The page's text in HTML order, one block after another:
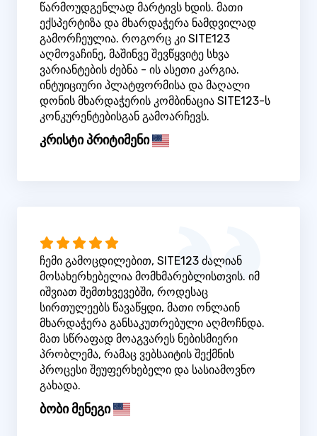
წარმოუდგენლად მარტივს ხდის. მათი
ექსპერტიზა და მხარდაჭერა ნამდვილად
გამორჩეულია. როგორც კი SITE123
აღმოვაჩინე, მაშინვე შევწყვიტე სხვა
ვარიანტების ძებნა - ის ასეთი კარგია.
ინტუიციური პლატფორმისა და მაღალი
დონის მხარდაჭერის კომბინაცია SITE123-ს
კონკურენტებისგან გამოარჩევს.
კრისტი პრიტიმენი
ჩემი გამოცდილებით, SITE123 ძალიან
მოსახერხებელია მომხმარებლისთვის. იმ
იშვიათ შემთხვევებში, როდესაც
სირთულეებს წავაწყდი, მათი ონლაინ
მხარდაჭერა განსაკუთრებული აღმოჩნდა.
მათ სწრაფად მოაგვარეს ნებისმიერი
პრობლემა, რამაც ვებსაიტის შექმნის
პროცესი შეუფერხებელი და სასიამოვნო
გახადა.
ბობი მენეგი